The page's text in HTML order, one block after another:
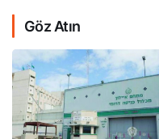
Göz Atın